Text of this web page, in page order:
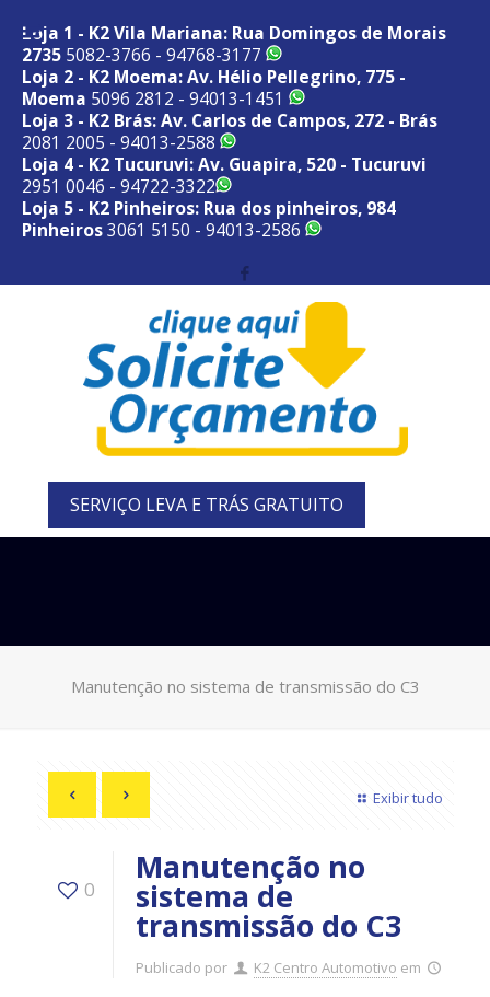
Loja 1 - K2 Vila Mariana: Rua Domingos de Morais
2735 5082-3766 - 94768-3177
Loja 2 - K2 Moema: Av. Hélio Pellegrino, 775 -
Moema 5096 2812 - 94013-1451
Loja 3 - K2 Brás: Av. Carlos de Campos, 272 - Brás
2081 2005 - 94013-2588
Loja 4 - K2 Tucuruvi: Av. Guapira, 520 - Tucuruvi
2951 0046 - 94722-3322
Loja 5 - K2 Pinheiros: Rua dos pinheiros, 984
Pinheiros3061 5150 - 94013-2586
SERVIÇO LEVA E TRÁS GRATUITO
Manutenção no sistema de transmissão do C3
Exibir tudo
0
Manutenção no
sistema de
transmissão do C3
Publicado por K2 Centro Automotivo em